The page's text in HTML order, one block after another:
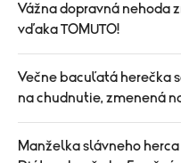
Vážna dopravná nehoda
vďaka TOMUTO!
Večne bacuľatá herečka
na chudnutie, zmenená
Manželka slávneho